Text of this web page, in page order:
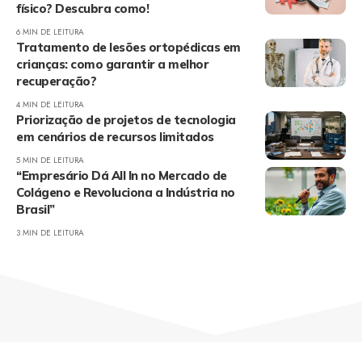
físico? Descubra como!
6 MIN DE LEITURA
Tratamento de lesões ortopédicas em
crianças: como garantir a melhor
recuperação?
4 MIN DE LEITURA
Priorização de projetos de tecnologia
em cenários de recursos limitados
5 MIN DE LEITURA
“Empresário Dá All In no Mercado de
Colágeno e Revoluciona a Indústria no
Brasil”
3 MIN DE LEITURA